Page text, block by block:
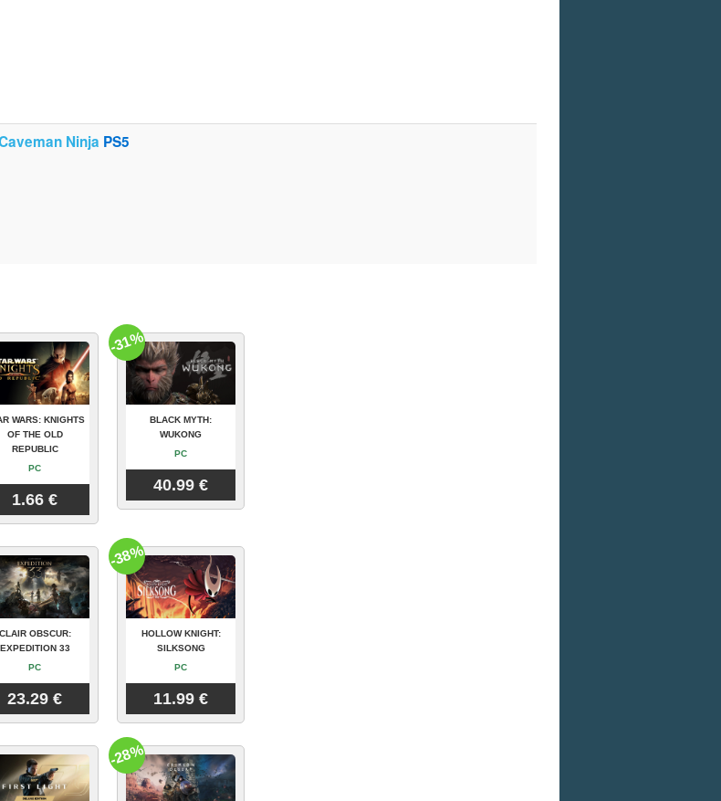
Ninja PS5
WARS: KNIGHTS
OF THE OLD
REPUBLIC
PC
1.66 €
BLACK MYTH:
WUKONG
PC
40.99 €
-31%
CLAIR OBSCUR:
EXPEDITION 33
PC
23.29 €
HOLLOW KNIGHT:
SILKSONG
PC
11.99 €
-38%
-28%